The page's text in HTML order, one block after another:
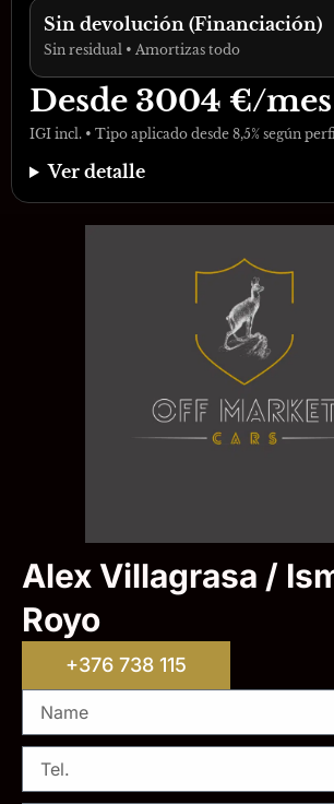
Sin devolución (Financiación)
Sin residual • Amortizas todo
Desde 3004 €/mes
IGI incl. • Tipo aplicado desde 8,5% según
Ver detalle
Alex Villagrasa /
Royo
+376 738 115